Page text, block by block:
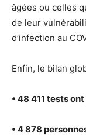
âgées ou celles
de leur
d’infection au
Enfin, le bilan
• 48 411 tests
• 4 878